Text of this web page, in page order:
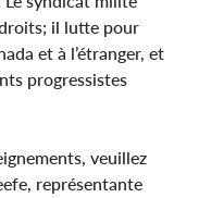
il lutte pour
et à l’étranger, et
progressistes
veuillez
représentante